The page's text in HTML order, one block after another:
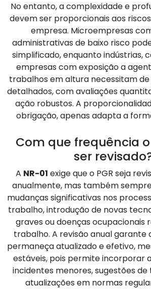
No entanto, a complexidade e
devem ser proporcionais aos
empresa. Microempresas
administrativas de baixo risco
simplificado, enquanto indústrias,
empresas com exposição a
trabalhos em altura necessitam
detalhados, com avaliações
ação robustos. A
obrigação, apenas adapta a
Com que frequência o
ser
A NR-01 exige que o PGR seja
anualmente, mas também
mudanças significativas nos
trabalho, introdução de novas
graves ou doenças ocupacionais
trabalho. A revisão anual garante
permaneça atualizado e efetivo,
estáveis, pois permite incorporar
incidentes menores, sugestões
atualizações em normas